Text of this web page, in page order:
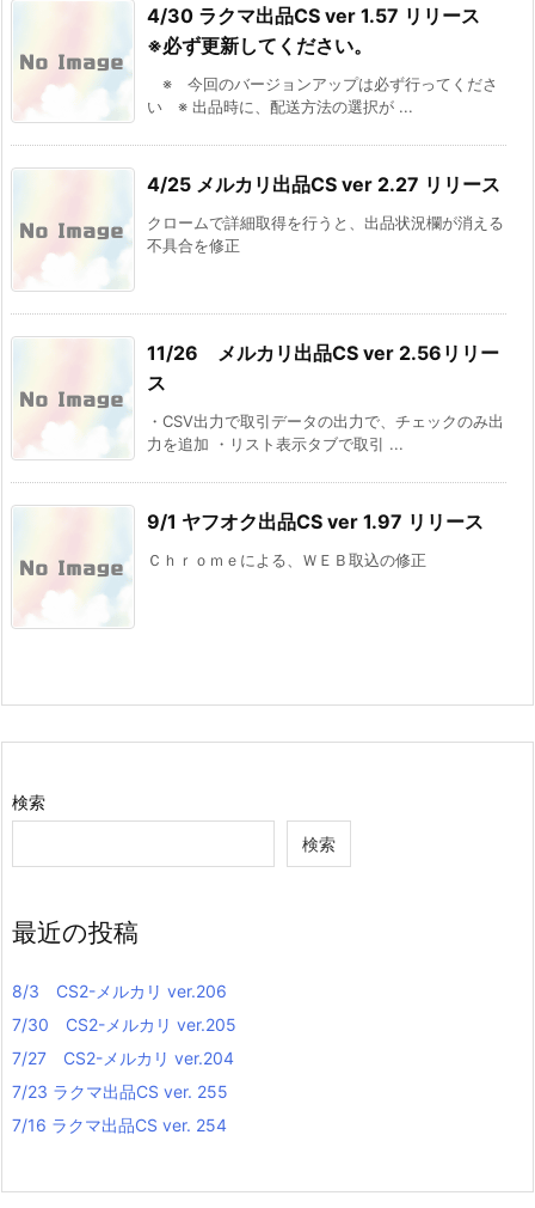
4/30 ラクマ出品CS ver 1.57 リリース
※必ず更新してください。
※ 今回のバージョンアップは必ず行ってくださ
い ※ 出品時に、配送方法の選択が ...
4/25 メルカリ出品CS ver 2.27 リリース
クロームで詳細取得を行うと、出品状況欄が消える
不具合を修正
11/26 メルカリ出品CS ver 2.56リリー
ス
・CSV出力で取引データの出力で、チェックのみ出
力を追加 ・リスト表示タブで取引 ...
9/1 ヤフオク出品CS ver 1.97 リリース
Ｃｈｒｏｍｅによる、ＷＥＢ取込の修正
検索
検索
最近の投稿
8/3 CS2-メルカリ ver.206
7/30 CS2-メルカリ ver.205
7/27 CS2-メルカリ ver.204
7/23 ラクマ出品CS ver. 255
7/16 ラクマ出品CS ver. 254